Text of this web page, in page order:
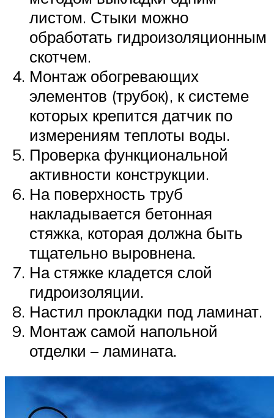
листом. Стыки можно
обработать гидроизоляционным
скотчем.
Монтаж обогревающих
элементов (трубок), к системе
которых крепится датчик по
измерениям теплоты воды.
Проверка функциональной
активности конструкции.
На поверхность труб
накладывается бетонная
стяжка, которая должна быть
тщательно выровнена.
На стяжке кладется слой
гидроизоляции.
Настил прокладки под ламинат.
Монтаж самой напольной
отделки – ламината.